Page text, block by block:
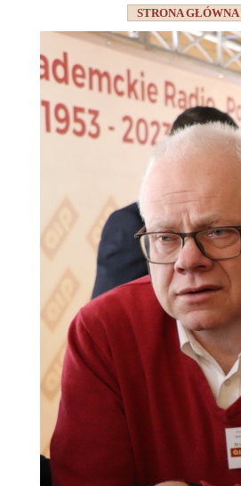
STRONA GŁÓWNA